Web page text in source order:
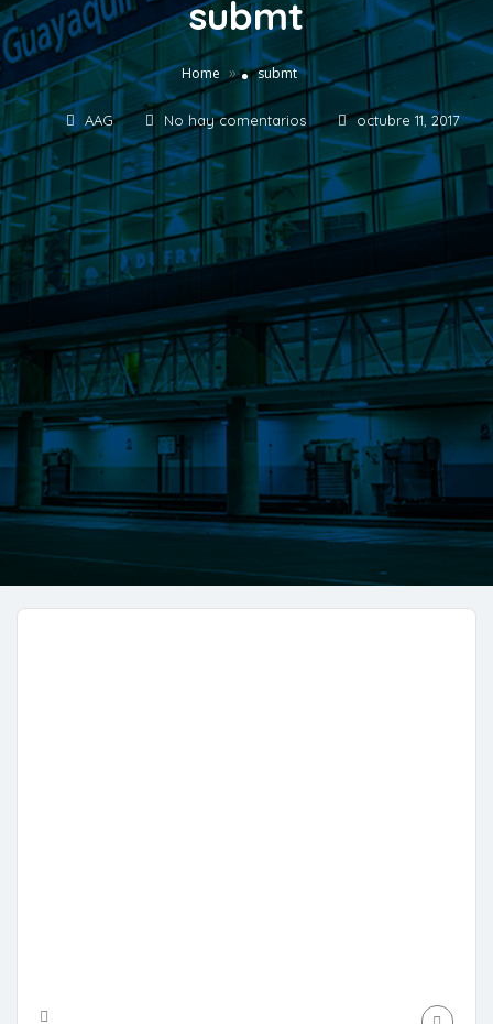
submt
Home » submt
AAG No hay comentarios octubre 11, 2017